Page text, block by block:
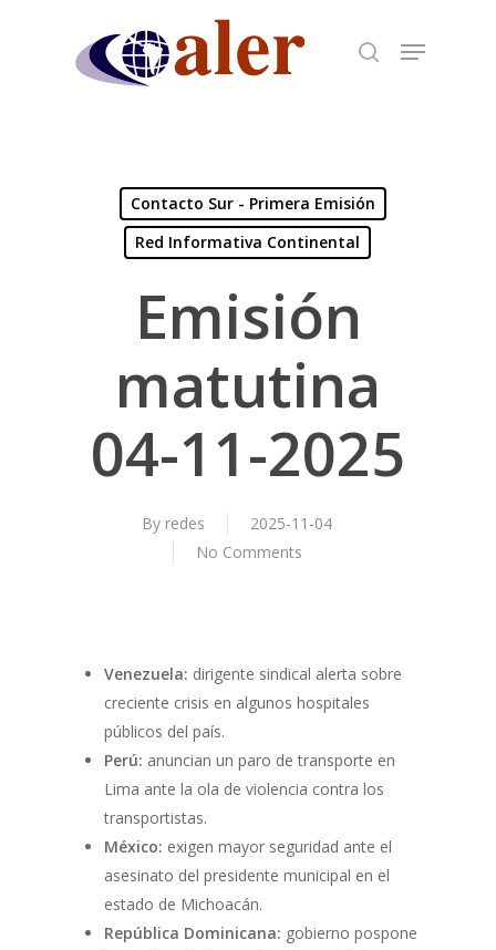
Contacto Sur - Primera Emisión
Red Informativa Continental
Emisión
matutina
04-11-2025
By redes
2025-11-04
No Comments
Venezuela: dirigente sindical alerta sobre
creciente crisis en algunos hospitales
públicos del país.
Perú: anuncian un paro de transporte en
Lima ante la ola de violencia contra los
transportistas.
México: exigen mayor seguridad ante el
asesinato del presidente municipal en el
estado de Michoacán.
República Dominicana: gobierno pospone